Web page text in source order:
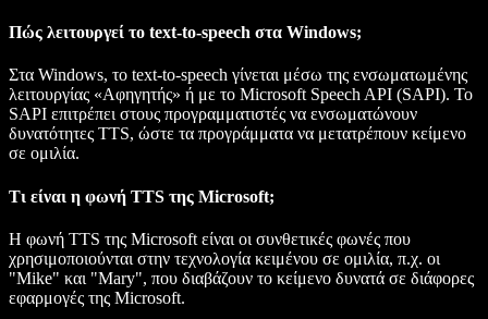
Πώς λειτουργεί το text-to-speech στα Windows;
Στα Windows, το text-to-speech γίνεται μέσω της ενσωματωμένης
λειτουργίας «Αφηγητής» ή με το Microsoft Speech API (SAPI). Το
SAPI επιτρέπει στους προγραμματιστές να ενσωματώνουν
δυνατότητες TTS, ώστε τα προγράμματα να μετατρέπουν κείμενο
σε ομιλία.
Τι είναι η φωνή TTS της Microsoft;
Η φωνή TTS της Microsoft είναι οι συνθετικές φωνές που
χρησιμοποιούνται στην τεχνολογία κειμένου σε ομιλία, π.χ. οι
"Mike" και "Mary", που διαβάζουν το κείμενο δυνατά σε διάφορες
εφαρμογές της Microsoft.